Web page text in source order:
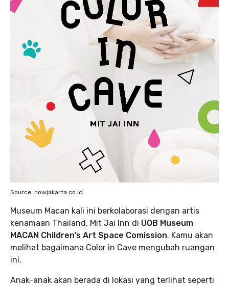
Source: nowjakarta.co.id
Museum Macan kali ini berkolaborasi dengan artis
kenamaan Thailand, Mit Jai Inn di UOB Museum
MACAN Children’s Art Space Comission. Kamu akan
melihat bagaimana Color in Cave mengubah ruangan
ini.
Anak-anak akan berada di lokasi yang terlihat seperti